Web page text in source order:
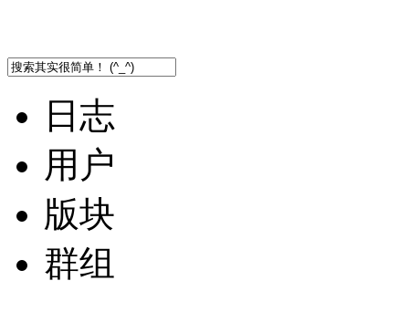
日志
用户
版块
群组